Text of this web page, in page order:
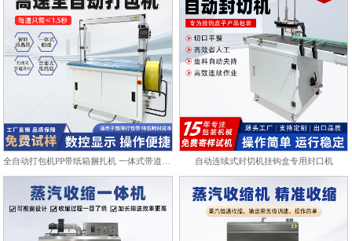
自动连续式封切机挂钩盒专用封口机